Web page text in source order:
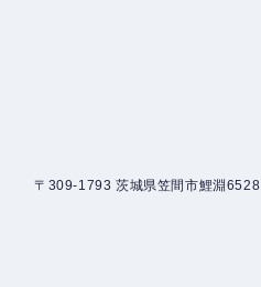
〒309-1793 茨城県笠間市鯉淵6528